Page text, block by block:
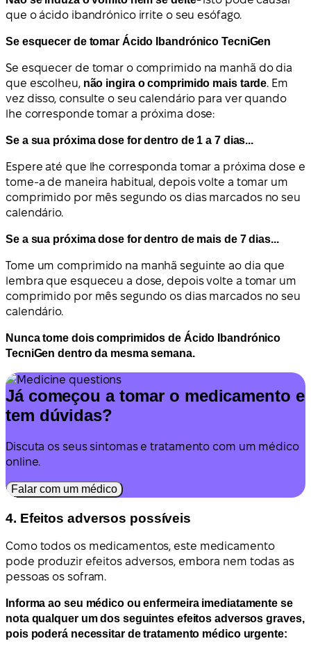
que o ácido ibandrónico irrite o seu esófago.
Se esquecer de tomar Ácido Ibandrónico TecniGen
Se esquecer de tomar o comprimido na manhã do dia
que escolheu, não ingira o comprimido mais tarde. Em
vez disso, consulte o seu calendário para ver quando
lhe corresponde tomar a próxima dose:
Se a sua próxima dose for dentro de 1 a 7 dias...
Espere até que lhe corresponda tomar a próxima dose e
tome-a de maneira habitual, depois volte a tomar um
comprimido por mês segundo os dias marcados no seu
calendário.
Se a sua próxima dose for dentro de mais de 7 dias...
Tome um comprimido na manhã seguinte ao dia que
lembra que esqueceu a dose, depois volte a tomar um
comprimido por mês segundo os dias marcados no seu
calendário.
Nunca tome dois comprimidos de Ácido Ibandrónico
TecniGen dentro da mesma semana.
Já começou a tomar o medicamento e
tem dúvidas?
Discuta os seus sintomas e tratamento com um médico
online.
Falar com um médico
4. Efeitos adversos possíveis
Como todos os medicamentos, este medicamento
pode produzir efeitos adversos, embora nem todas as
pessoas os sofram.
Informa ao seu médico ou enfermeira imediatamente se
nota qualquer um dos seguintes efeitos adversos graves,
pois poderá necessitar de tratamento médico urgente: